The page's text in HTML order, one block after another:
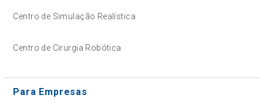
Centro de Simulação Realística
Centro de Cirurgia Robótica
Para Empresas